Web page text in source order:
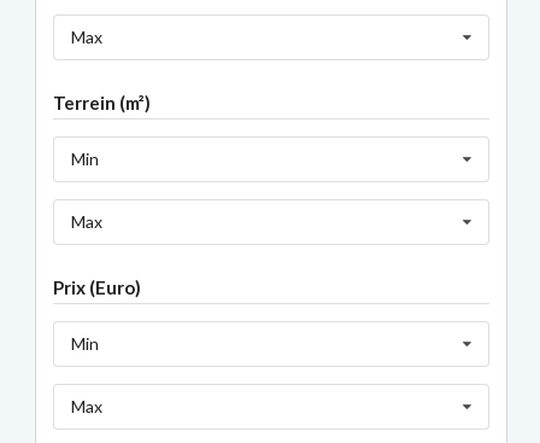
Max
Terrein (m²)
Min
Max
Prix (Euro)
Min
Max